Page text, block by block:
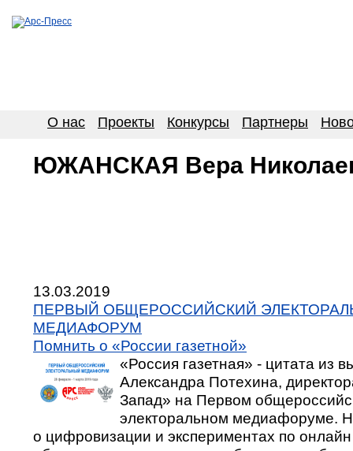
О нас Проекты Конкурсы Партнеры
ЮЖАНСКАЯ Вера
13.03.2019
ПЕРВЫЙ ОБЩЕРОССИЙСКИЙ
МЕДИАФОРУМ
Помнить о «России газетной»
«Россия газетная» - цитата из
Александра Потехина,
Запад» на Первом
электоральном медиафоруме.
о цифровизации и экспериментах по